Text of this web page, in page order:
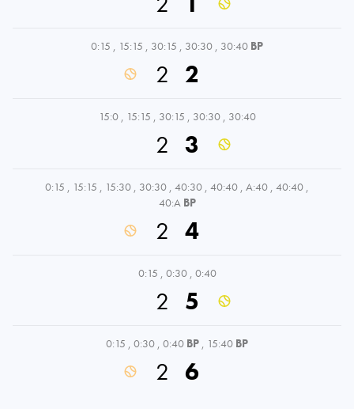
0:15 , 15:15 , 30:15 , 30:30 , 30:40 BP
2 2
15:0 , 15:15 , 30:15 , 30:30 , 30:40
2 3
0:15 , 15:15 , 15:30 , 30:30 , 40:30 , 40:40 , A:40 , 40:40 ,
40:A BP
2 4
0:15 , 0:30 , 0:40
2 5
0:15 , 0:30 , 0:40 BP , 15:40 BP
2 6